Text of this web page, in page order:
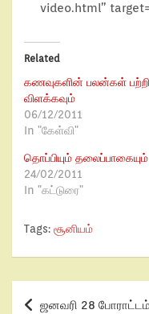
video.html”
Related
கணவுகளின் பலன்கள் பற்றி
விளக்கவும்
06/12/2011
In "கேள்வி"
தொப்பியும் தலைப்பாகையும்
24/02/2011
In "கட்டுரை"
Tags: சூனியம்
ஜனவரி 28